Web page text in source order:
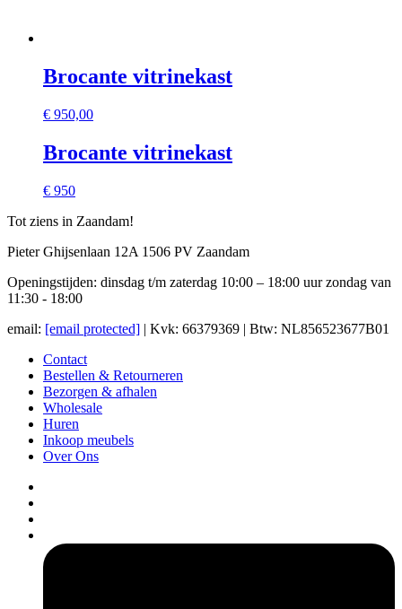
Brocante vitrinekast
€ 950,00
Brocante vitrinekast
€ 950
Tot ziens in Zaandam!
Pieter Ghijsenlaan 12A 1506 PV Zaandam
Openingstijden: dinsdag t/m zaterdag 10:00 – 18:00 uur zondag van
11:30 - 18:00
email: [email protected] | Kvk: 66379369 | Btw: NL856523677B01
Contact
Bestellen & Retourneren
Bezorgen & afhalen
Wholesale
Huren
Inkoop meubels
Over Ons